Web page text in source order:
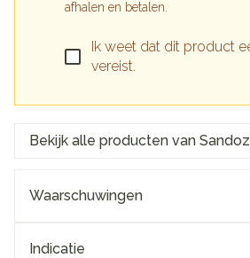
afhalen en betalen.
Ik weet dat dit product
vereist.
Bekijk alle producten van Sandoz
Waarschuwingen
Indicatie